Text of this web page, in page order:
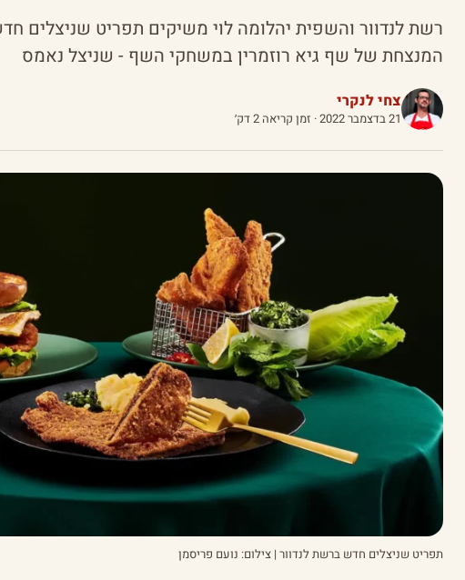
רשת לנדוור והשפית יהלומה לוי משיקים תפריט שניצלים
המנצחת של שף גיא רוזמרין במשחקי השף - שניצל נאמס
צחי לנקרי
21 בדצמבר 2022 · זמן קריאה 2 דק׳
תפריט שניצלים חדש ברשת לנדוור | צילום: נועם פריסמן